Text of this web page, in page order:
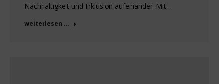
Nachhaltigkeit und Inklusion aufeinander. Mit…
weiterlesen ...